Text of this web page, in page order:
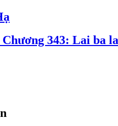
Chương 343: Lai ba